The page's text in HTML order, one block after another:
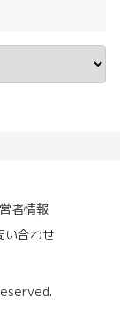
者情報
い合わせ